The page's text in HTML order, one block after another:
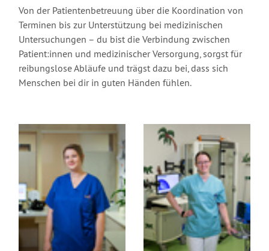
Von der Patientenbetreuung über die Koordination von
Terminen bis zur Unterstützung bei medizinischen
Untersuchungen – du bist die Verbindung zwischen
Patient:innen und medizinischer Versorgung, sorgst für
reibungslose Abläufe und trägst dazu bei, dass sich
Menschen bei dir in guten Händen fühlen.